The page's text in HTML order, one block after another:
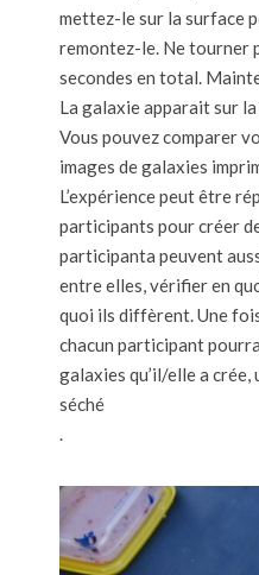
mettez-le sur la surface
remontez-le. Ne tourner
secondes en total.
La galaxie apparait sur
Vous pouvez comparer
images de galaxies
L’expérience peut être
participants pour créer
participanta peuvent
entre elles, vérifier en
quoi ils diffèrent. Une
chacun participant
galaxies qu’il/elle a
séché
.